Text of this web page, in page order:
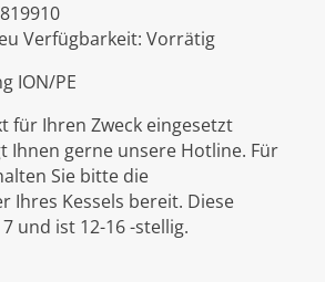
Verfügbarkeit: Vorrätig
ION/PE
für Ihren Zweck eingesetzt
Ihnen gerne unsere Hotline. Für
Sie bitte die
Ihres Kessels bereit. Diese
und ist 12-16 -stellig.